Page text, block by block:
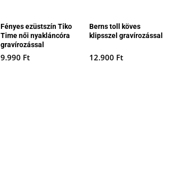
Fényes ezüstszín Tiko
Time női nyakláncóra
gravírozással
9.990 Ft
Berns toll köves
klipsszel gravírozással
12.900 Ft